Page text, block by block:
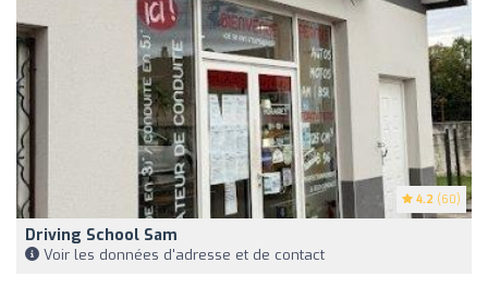
4.2 (60)
Driving School Sam
Voir les données d'adresse et de contact